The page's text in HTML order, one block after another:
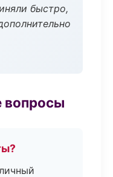
быстро,
вопросы